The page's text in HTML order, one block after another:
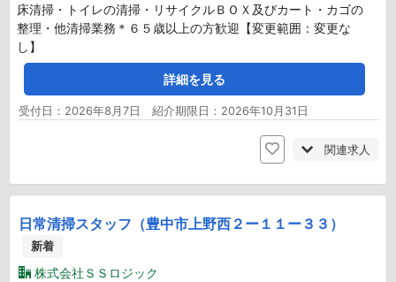
床清掃・トイレの清掃・リサイクルＢＯＸ及びカート・カゴの
整理・他清掃業務＊６５歳以上の方歓迎【変更範囲：変更な
し】
詳細を見る
受付日：2026年8月7日 紹介期限日：2026年10月31日
関連求人
日常清掃スタッフ（豊中市上野西２ー１１ー３３）
新着
株式会社ＳＳロジック